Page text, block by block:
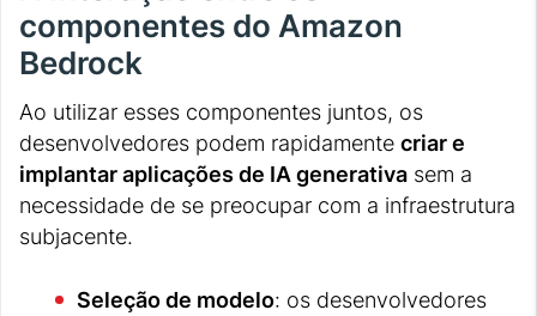
componentes do Amazon
Bedrock
Ao utilizar esses componentes juntos, os
desenvolvedores podem rapidamente criar e
implantar aplicações de IA generativa sem a
necessidade de se preocupar com a infraestrutura
subjacente.
Seleção de modelo: os desenvolvedores